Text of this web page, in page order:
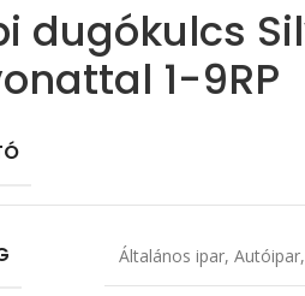
dugókulcs
1-9RP
Általános ipar, Autóipar,